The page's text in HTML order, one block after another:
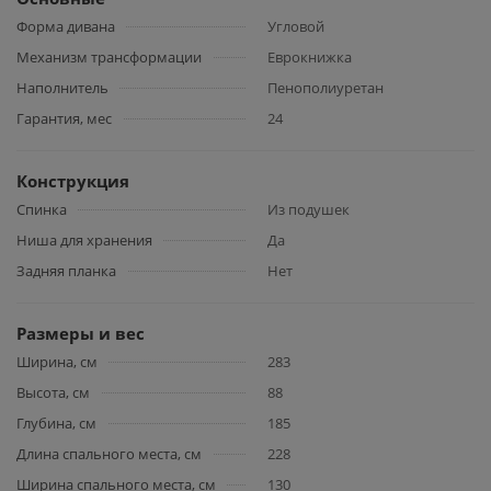
Форма дивана
Угловой
Механизм трансформации
Еврокнижка
Наполнитель
Пенополиуретан
Гарантия, мес
24
Конструкция
Спинка
Из подушек
Ниша для хранения
Да
Задняя планка
Нет
Размеры и вес
Ширина, см
283
Высота, см
88
Глубина, см
185
Длина спального места, см
228
Ширина спального места, см
130